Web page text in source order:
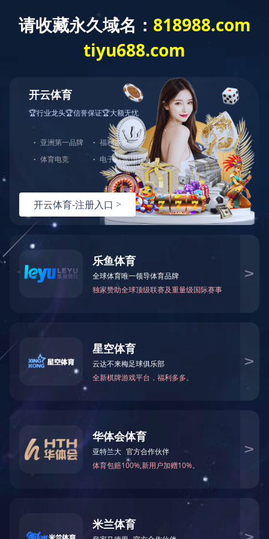
可能原因：
您没有将此域名或IP绑定到对应站点!
配置文件未生效!
检查是否已经绑定到对应站点，若确认已绑定，请尝试重载Web
检查端口是否正确；
若您使用了CDN产品，请尝试清除CDN缓存；
普通网站访客，请联系网站管理员；